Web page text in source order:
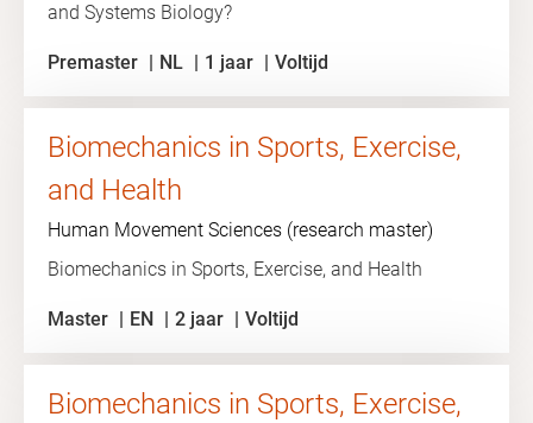
and Systems Biology?
Premaster NL 1 jaar Voltijd
Biomechanics in Sports, Exercise,
and Health
Human Movement Sciences (research master)
Biomechanics in Sports, Exercise, and Health
Master EN 2 jaar Voltijd
Biomechanics in Sports, Exercise,